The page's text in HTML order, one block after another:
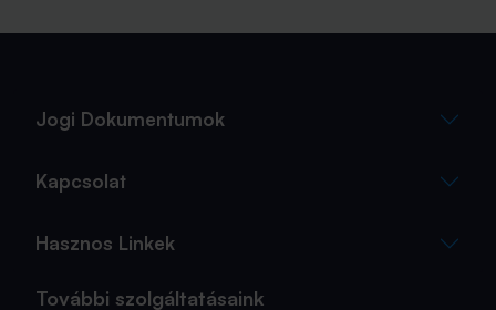
Jogi Dokumentumok
Kapcsolat
Hasznos Linkek
További szolgáltatásaink